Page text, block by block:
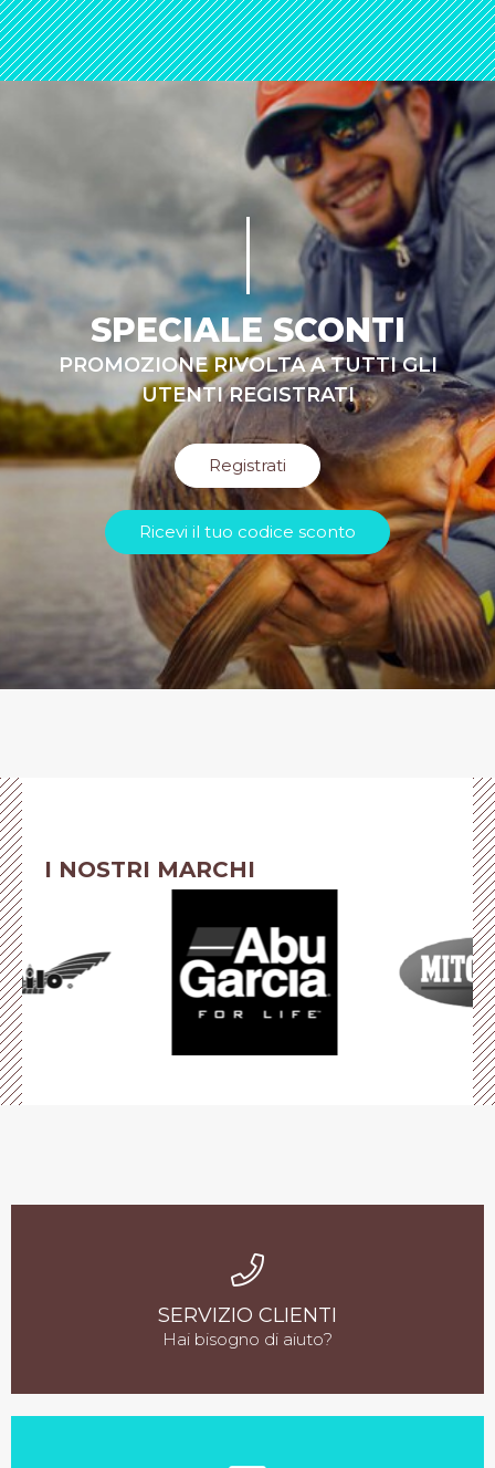
SPECIALE SCONTI
PROMOZIONE RIVOLTA A TUTTI GLI
UTENTI REGISTRATI
Registrati
Ricevi il tuo codice sconto
I NOSTRI MARCHI
SERVIZIO CLIENTI
Hai bisogno di aiuto?